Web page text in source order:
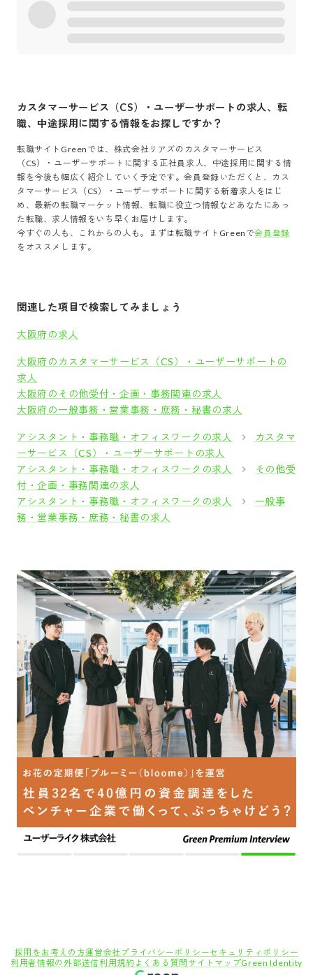
カスタマーサービス（CS）・ユーザーサポート の求人、転
職、中途採用に関する情報をお探しですか？
転職サイトGreenでは、 株式会社リアズの カスタマーサービス
（CS）・ユーザーサポート に関する正社員求人、中途採用に関する情
報を今後も幅広く紹介していく予定です。会員登録いただくと、
カス
タマーサービス（CS）・ユーザーサポート に関する新着求人をはじ
め、最新の転職マーケット情報、転職に役立つ情報などあなたにあっ
た転職、求人情報をいち早くお届けします。
今すぐの人も、これからの人も。まずは転職サイトGreenで会員登録
をオススメします。
関連した項目で検索してみましょう
大阪府の求人
大阪府のカスタマーサービス（CS）・ユーザーサポートの
求人
大阪府のその他受付・企画・事務関連の求人
大阪府の一般事務・営業事務・庶務・秘書の求人
アシスタント・事務職・オフィスワークの求人
カスタマ
ーサービス（CS）・ユーザーサポートの求人
アシスタント・事務職・オフィスワークの求人
その他受
付・企画・事務関連の求人
アシスタント・事務職・オフィスワークの求人
一般事
務・営業事務・庶務・秘書の求人
採用をお考えの方運営会社 プライバシーポリシーセキュリティポリシー
利用者情報の外部送信利用規約 よくある質問 サイトマップGreen Identity